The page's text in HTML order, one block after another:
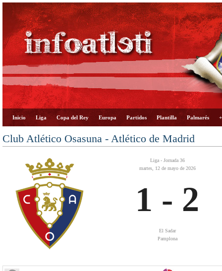
Inicio Liga Copa del Rey Europa Partidos Plantilla Palmarés
Club Atlético Osasuna - Atlético de Madrid
Liga - Jornada 36
martes, 12 de mayo de 2026
1 - 2
El Sadar
Pamplona